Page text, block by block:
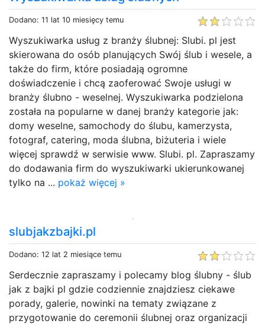
Dodano: 11 lat 10 miesięcy temu
Wyszukiwarka usług z branży ślubnej: Slubi. pl jest
skierowana do osób planujących Swój ślub i wesele, a
także do firm, które posiadają ogromne
doświadczenie i chcą zaoferować Swoje usługi w
branży ślubno - weselnej. Wyszukiwarka podzielona
została na popularne w danej branży kategorie jak:
domy weselne, samochody do ślubu, kamerzysta,
fotograf, catering, moda ślubna, biżuteria i wiele
więcej sprawdź w serwisie www. Slubi. pl. Zapraszamy
do dodawania firm do wyszukiwarki ukierunkowanej
tylko na ... pokaż więcej »
slubjakzbajki.pl
Dodano: 12 lat 2 miesiące temu
Serdecznie zapraszamy i polecamy blog ślubny - ślub
jak z bajki pl gdzie codziennie znajdziesz ciekawe
porady, galerie, nowinki na tematy związane z
przygotowanie do ceremonii ślubnej oraz organizacji